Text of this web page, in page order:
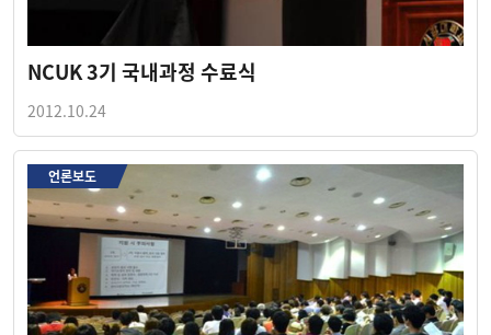
NCUK 3기 국내과정 수료식
2012.10.24
언론보도